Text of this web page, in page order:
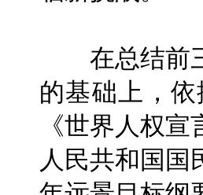
在总结前三
的基础上，
《世界人权
人民共和国国